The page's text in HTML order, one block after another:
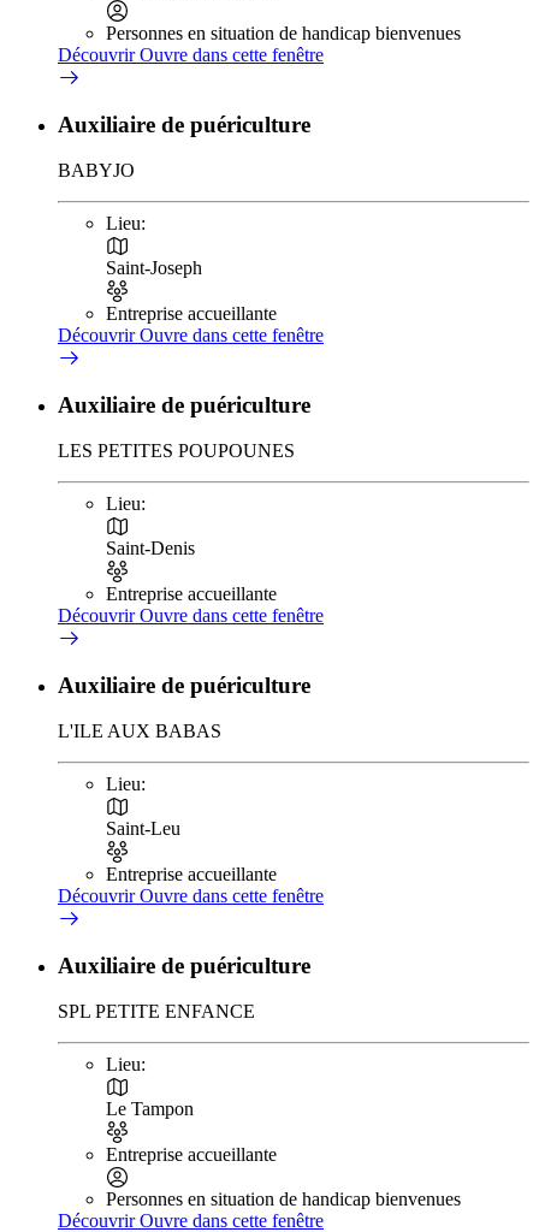
Personnes en situation de handicap bienvenues
DécouvrirOuvre dans cette fenêtre
Auxiliaire de puériculture
BABYJO
Lieu:
Saint-Joseph
Entreprise accueillante
DécouvrirOuvre dans cette fenêtre
Auxiliaire de puériculture
LES PETITES POUPOUNES
Lieu:
Saint-Denis
Entreprise accueillante
DécouvrirOuvre dans cette fenêtre
Auxiliaire de puériculture
L'ILE AUX BABAS
Lieu:
Saint-Leu
Entreprise accueillante
DécouvrirOuvre dans cette fenêtre
Auxiliaire de puériculture
SPL PETITE ENFANCE
Lieu:
Le Tampon
Entreprise accueillante
Personnes en situation de handicap bienvenues
DécouvrirOuvre dans cette fenêtre